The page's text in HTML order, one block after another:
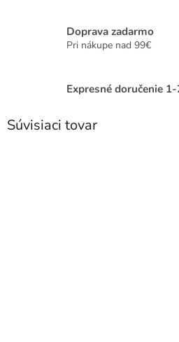
Doprava zadarmo
Pri nákupe nad 99€
Expresné doručenie
Súvisiaci tovar